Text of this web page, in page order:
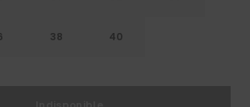
38 40